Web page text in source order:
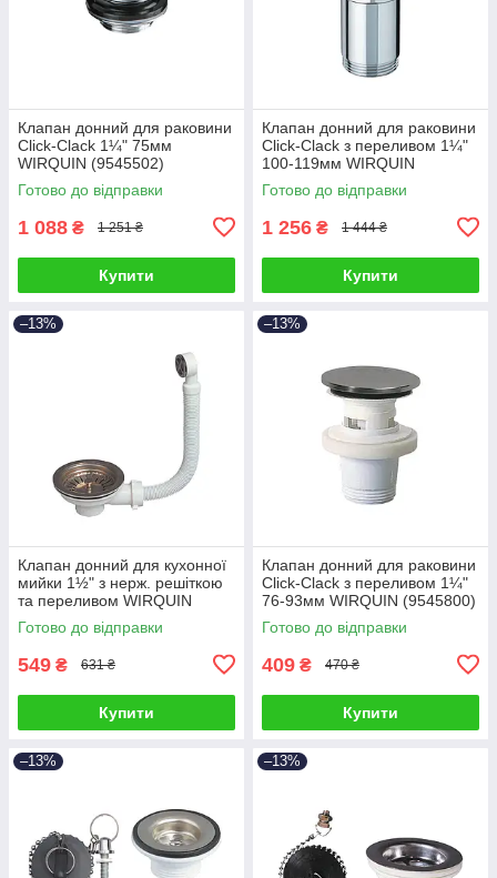
Клапан донний для раковини
Click-Clack 1¼" 75мм
WIRQUIN (9545502)
Готово до відправки
1 088 ₴ 1 251 ₴
Купити
Клапан донний для раковини
Click-Clack з переливом 1¼"
100-119мм WIRQUIN
(9545500)
Готово до відправки
1 256 ₴ 1 444 ₴
Купити
–13%
Клапан донний для кухонної
мийки 1½" з нерж. решіткою
та переливом WIRQUIN
(9545680)
Готово до відправки
549 ₴ 631 ₴
Купити
–13%
Клапан донний для раковини
Click-Clack з переливом 1¼"
76-93мм WIRQUIN (9545800)
Готово до відправки
409 ₴ 470 ₴
Купити
–13% –13%